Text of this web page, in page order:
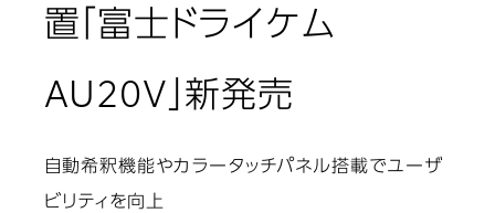
置「富士ドライケム
AU20V」新発売
自動希釈機能やカラータッチパネル搭載でユーザ
ビリティを向上